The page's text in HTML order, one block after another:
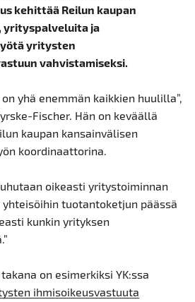
kehittää Reilun kaupan
yrityspalveluita ja
yritysten
vahvistamiseksi.
yhä enemmän kaikkien huulilla”,
Fischer. Hän on keväällä
kaupan kansainvälisen
koordinaattorina.
oikeasti yritystoiminnan
tuotantoketjun päässä
kunkin yrityksen
on esimerkiksi YK:ssa
ihmisoikeusvastuuta